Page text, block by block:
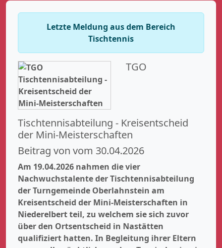
Letzte Meldung aus dem Bereich
Tischtennis
TGO
Tischtennisabteilung - Kreisentscheid
der Mini-Meisterschaften
Beitrag von vom 30.04.2026
Am 19.04.2026 nahmen die vier
Nachwuchstalente der Tischtennisabteilung
der Turngemeinde Oberlahnstein am
Kreisentscheid der Mini-Meisterschaften in
Niederelbert teil, zu welchem sie sich zuvor
über den Ortsentscheid in Nastätten
qualifiziert hatten. In Begleitung ihrer Eltern